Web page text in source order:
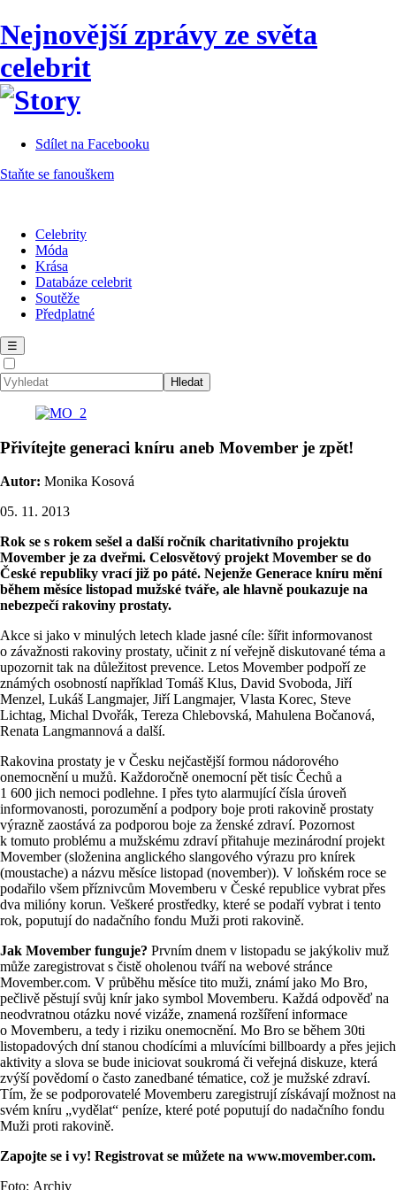
Nejnovější zprávy ze světa
celebrit
Sdílet na Facebooku
Staňte se fanouškem
Celebrity
Móda
Krása
Databáze celebrit
Soutěže
Předplatné
☰
Přivítejte generaci kníru aneb Movember je zpět!
Autor: Monika Kosová
05. 11. 2013
Rok se s rokem sešel a další ročník charitativního projektu
Movember je za dveřmi. Celosvětový projekt Movember se do
České republiky vrací již po páté. Nejenže Generace kníru mění
během měsíce listopad mužské tváře, ale hlavně poukazuje na
nebezpečí rakoviny prostaty.
Akce si jako v minulých letech klade jasné cíle: šířit informovanost
o závažnosti rakoviny prostaty, učinit z ní veřejně diskutované téma a
upozornit tak na důležitost prevence. Letos Movember podpoří ze
známých osobností například Tomáš Klus, David Svoboda, Jiří
Menzel, Lukáš Langmajer, Jiří Langmajer, Vlasta Korec, Steve
Lichtag, Michal Dvořák, Tereza Chlebovská, Mahulena Bočanová,
Renata Langmannová a další.
Rakovina prostaty je v Česku nejčastější formou nádorového
onemocnění u mužů. Každoročně onemocní pět tisíc Čechů a
1 600 jich nemoci podlehne. I přes tyto alarmující čísla úroveň
informovanosti, porozumění a podpory boje proti rakovině prostaty
výrazně zaostává za podporou boje za ženské zdraví. Pozornost
k tomuto problému a mužskému zdraví přitahuje mezinárodní projekt
Movember (složenina anglického slangového výrazu pro knírek
(moustache) a názvu měsíce listopad (november)). V loňském roce se
podařilo všem příznivcům Movemberu v České republice vybrat přes
dva milióny korun. Veškeré prostředky, které se podaří vybrat i tento
rok, poputují do nadačního fondu Muži proti rakovině.
Jak Movember funguje? Prvním dnem v listopadu se jakýkoliv muž
může zaregistrovat s čistě oholenou tváří na webové stránce
Movember.com. V průběhu měsíce tito muži, známí jako Mo Bro,
pečlivě pěstují svůj knír jako symbol Movemberu. Každá odpověď na
neodvratnou otázku nové vizáže, znamená rozšíření informace
o Movemberu, a tedy i riziku onemocnění. Mo Bro se během 30ti
listopadových dní stanou chodícími a mluvícími billboardy a přes jejich
aktivity a slova se bude iniciovat soukromá či veřejná diskuze, která
zvýší povědomí o často zanedbané tématice, což je mužské zdraví.
Tím, že se podporovatelé Movemberu zaregistrují získávají možnost na
svém kníru „vydělat“ peníze, které poté poputují do nadačního fondu
Muži proti rakovině.
Zapojte se i vy! Registrovat se můžete na www.movember.com.
Foto: Archiv